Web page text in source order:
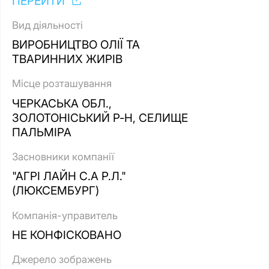
Вид діяльності
ВИРОБНИЦТВО ОЛІЇ ТА
ТВАРИННИХ ЖИРІВ
Місце розташування
ЧЕРКАСЬКА ОБЛ.,
ЗОЛОТОНІСЬКИЙ Р-Н, СЕЛИЩЕ
ПАЛЬМІРА
Засновники компанії
"АГРІ ЛАЙН С.А Р.Л."
(ЛЮКСЕМБУРГ)
Компанія-управитель
НЕ КОНФІСКОВАНО
Джерело зображень